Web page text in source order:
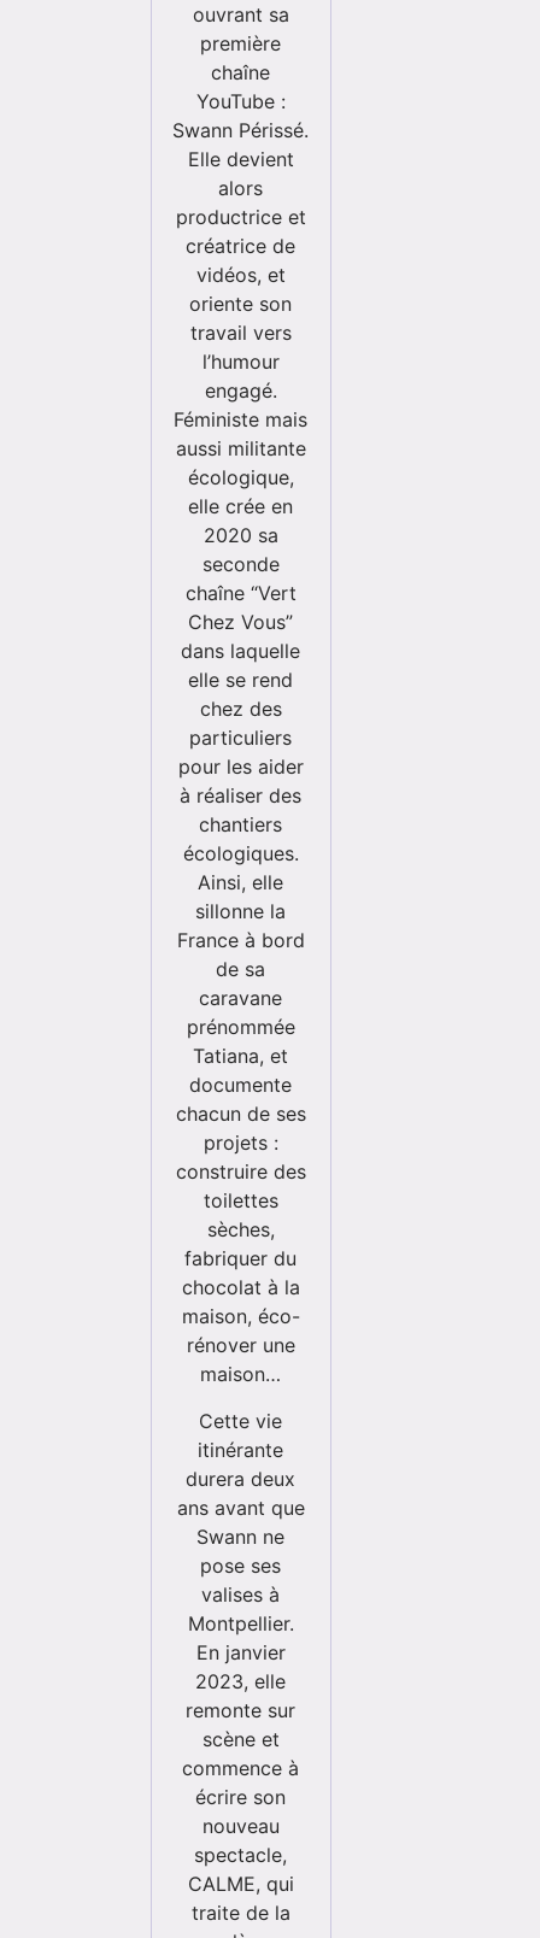
ouvrant sa
première
chaîne
YouTube :
Swann Périssé.
Elle devient
alors
productrice et
créatrice de
vidéos, et
oriente son
travail vers
l’humour
engagé.
Féministe mais
aussi militante
écologique,
elle crée en
2020 sa
seconde
chaîne “Vert
Chez Vous”
dans laquelle
elle se rend
chez des
particuliers
pour les aider
à réaliser des
chantiers
écologiques.
Ainsi, elle
sillonne la
France à bord
de sa
caravane
prénommée
Tatiana, et
documente
chacun de ses
projets :
construire des
toilettes
sèches,
fabriquer du
chocolat à la
maison, éco-
rénover une
maison…
Cette vie
itinérante
durera deux
ans avant que
Swann ne
pose ses
valises à
Montpellier.
En janvier
2023, elle
remonte sur
scène et
commence à
écrire son
nouveau
spectacle,
CALME, qui
traite de la